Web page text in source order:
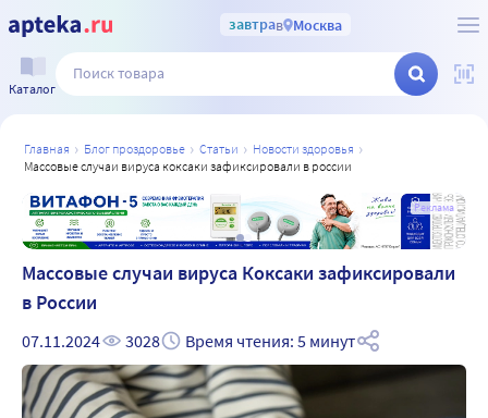
завтрав Москва
Каталог
главная блог проздоровье статьи
новости здоровья
массовые случаи вируса коксаки зафиксировали в россии
Реклама
Массовые случаи вируса Коксаки зафиксировали
в России
07.11.2024 3028 Время чтения: 5 минут